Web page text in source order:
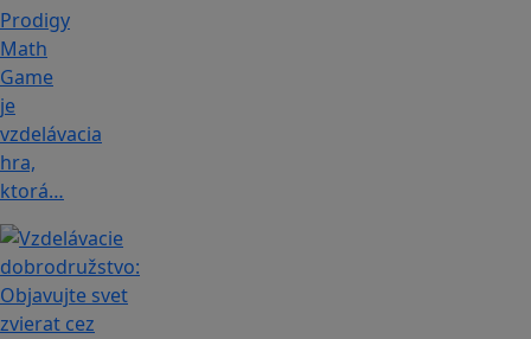
Prodigy
Math
Game
je
vzdelávacia
hra,
ktorá…